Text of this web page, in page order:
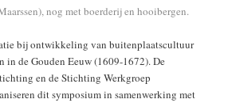
nog met boerderij en hooibergen.
bij ontwikkeling van buitenplaatscultuur
in de Gouden Eeuw (1609-1672). De
en de Stichting Werkgroep
dit symposium in samenwerking met